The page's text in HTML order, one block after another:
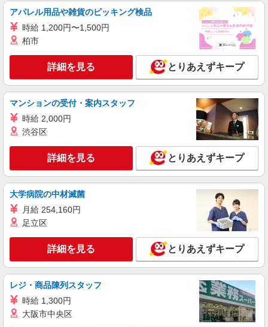
【介護福祉士】 月給：305,300円 年収例：410
万円〜 ※下記毎月平均的に支払われる手当を含み
ます。 ・職務手当 ・特別職務手当 ・特別地域手
当 ・（東京都）居住支援特別手当 ・働きがい向上
手当 ・特別夜勤手当 ・日祝手当（月平均2回分）
・夜勤手当（月平均5回分） ※居住支援特別手当
は勤続5年目までの方はさらに1万円支給（再入社
は除く） ◎賞与：基本給2.08ヶ月分/年支給 ◎残
業時は別途時間外手当支給（超過1分〜）
東京都板橋区三園2丁目12-14
キープ 詳細を見る
正社員
そんぽの家 板橋徳丸/1007aa1
【実務者研修】 月給：269,500円 年収例：364
年収例：351万円〜 ※職務手当、（東京都）居住
支援特別手当、日祝手当（月平均2回分）、夜勤手
当（月平均5回分）等、毎月平均的に支払われる手
当を含みます。 ※居住支援特別手当は勤続5年目
までの方はさらに1万円支給（再入社は除く） ◎
賞与：基本給2.08ヶ月分/年支給 ◎残業時は別途時
間外手当支給（超過1分〜）
東京都板橋区徳丸6丁目1-11
キープ 詳細を見る
正社員
そんぽの家S ときわ台南/2045ba1
【実務者研修】 月給：255,000円 年収例：350
335万円〜 ※職務手当、（東京都）居住支援特別
手当、働きがい向上手当、日祝手当（月平均2回
分）、夜勤手当（月平均5回分）等、毎月平均的に
支払われる手当を含みます。 ※居住支援特別手当
は勤続5年目までの方はさらに1万円支給（再入社
東京都板橋区東新町1丁目29-6
キープ 詳細を見る
アパレル用品や雑貨のピッキング検品
時給 1,200円〜1,500円
柏市
詳細を見る とりあえずキープ
マンションの受付・案内スタッフ
時給 2,000円
渋谷区
詳細を見る とりあえずキープ
大学病院の中材滅菌
月給 254,160円
足立区
詳細を見る とりあえずキープ
レジ・商品陳列スタッフ
時給 1,300円
大阪市中央区